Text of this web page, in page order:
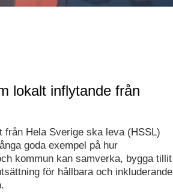
lokalt inflytande från
från Hela Sverige ska leva (HSSL)
goda exempel på hur
kommun kan samverka, bygga tillit
för hållbara och inkluderande